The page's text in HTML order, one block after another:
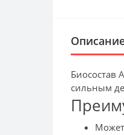
Биосостав
сильным